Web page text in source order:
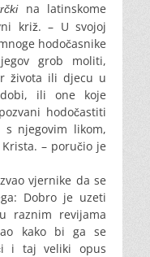
na latinskome
križ. – U svojoj
hodočasnike
grob moliti,
života ili djecu u
ili one koje
hodočastiti
njegovim likom,
– poručio je
vjernike da se
Dobro je uzeti
raznim revijama
kako bi ga se
i taj veliki opus